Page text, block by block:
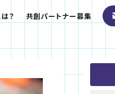
？ 共創パートナー募集